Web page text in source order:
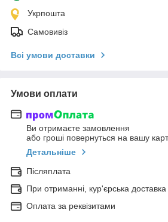
Укрпошта
Самовивіз
Всі умови доставки
Умови оплати
Ви отримаєте замовлення
або гроші повернуться на вашу
Детальніше
Післяплата
При отриманні, кур'єрська
Оплата за реквізитами